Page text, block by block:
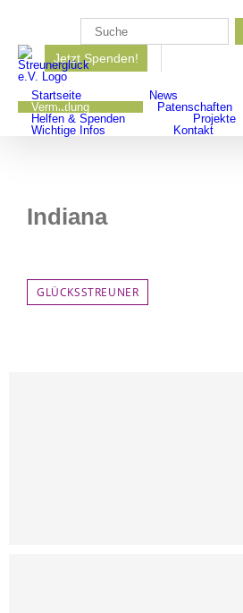
springen
nach:
Jetzt Spenden!
Startseite News
Vermittlung
Patenschaften
Helfen & Spenden
Projekte
Wichtige Infos
Kontakt
Indiana
GLÜCKSSTREUNER